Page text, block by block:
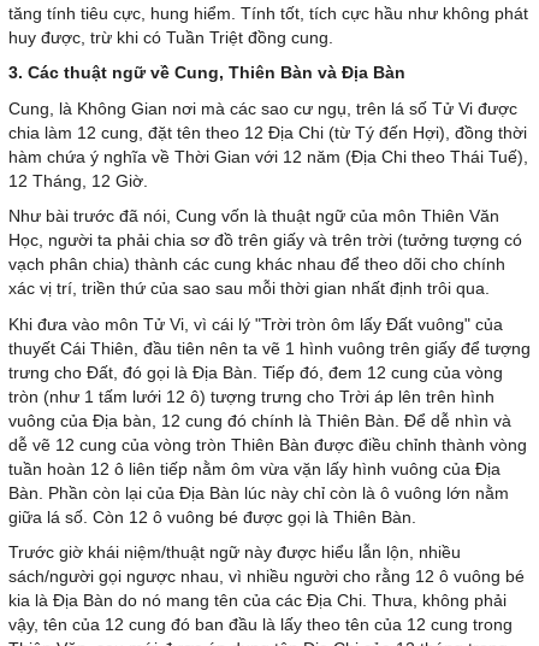
tăng tính tiêu cực, hung hiểm. Tính tốt, tích cực hầu như không phát
huy được, trừ khi có Tuần Triệt đồng cung.
3. Các thuật ngữ về Cung, Thiên Bàn và Địa Bàn
Cung, là Không Gian nơi mà các sao cư ngụ, trên lá số Tử Vi được
chia làm 12 cung, đặt tên theo 12 Địa Chi (từ Tý đến Hợi), đồng thời
hàm chứa ý nghĩa về Thời Gian với 12 năm (Địa Chi theo Thái Tuế),
12 Tháng, 12 Giờ.
Như bài trước đã nói, Cung vốn là thuật ngữ của môn Thiên Văn
Học, người ta phải chia sơ đồ trên giấy và trên trời (tưởng tượng có
vạch phân chia) thành các cung khác nhau để theo dõi cho chính
xác vị trí, triền thứ của sao sau mỗi thời gian nhất định trôi qua.
Khi đưa vào môn Tử Vi, vì cái lý "Trời tròn ôm lấy Đất vuông" của
thuyết Cái Thiên, đầu tiên nên ta vẽ 1 hình vuông trên giấy để tượng
trưng cho Đất, đó gọi là Địa Bàn. Tiếp đó, đem 12 cung của vòng
tròn (như 1 tấm lưới 12 ô) tượng trưng cho Trời áp lên trên hình
vuông của Địa bàn, 12 cung đó chính là Thiên Bàn. Để dễ nhìn và
dễ vẽ 12 cung của vòng tròn Thiên Bàn được điều chỉnh thành vòng
tuần hoàn 12 ô liên tiếp nằm ôm vừa vặn lấy hình vuông của Địa
Bàn. Phần còn lại của Địa Bàn lúc này chỉ còn là ô vuông lớn nằm
giữa lá số. Còn 12 ô vuông bé được gọi là Thiên Bàn.
Trước giờ khái niệm/thuật ngữ này được hiểu lẫn lộn, nhiều
sách/người gọi ngược nhau, vì nhiều người cho rằng 12 ô vuông bé
kia là Địa Bàn do nó mang tên của các Địa Chi. Thưa, không phải
vậy, tên của 12 cung đó ban đầu là lấy theo tên của 12 cung trong